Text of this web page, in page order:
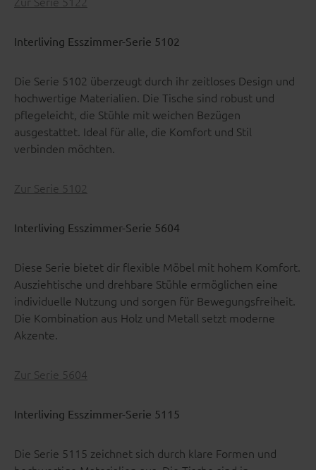
Interliving Esszimmer-Serie 5102
Die Serie 5102 überzeugt durch ihr zeitloses Design und
hochwertige Materialien. Die Tische sind robust und
pflegeleicht, die Stühle mit weichen Bezügen
ausgestattet. Ideal für alle, die Komfort und Stil
verbinden möchten.
Zur Serie 5102
Interliving Esszimmer-Serie 5604
Diese Serie bietet dir flexible Möbel mit hohem Komfort.
Ausziehtische und drehbare Stühle ermöglichen eine
individuelle Nutzung und sorgen für Bewegungsfreiheit.
Die Kombination aus Holz und Metall setzt moderne
Akzente.
Zur Serie 5604
Interliving Esszimmer-Serie 5115
Die Serie 5115 zeichnet sich durch klare Formen und